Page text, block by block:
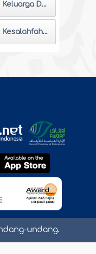
Keluarga Dan Masyarakat
Kesalahfahaman
undang.